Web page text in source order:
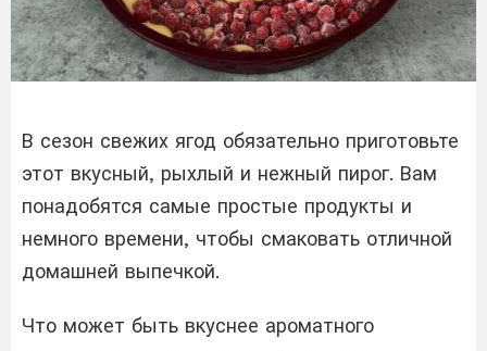
В сезон свежих ягод обязательно приготовьте
этот вкусный, рыхлый и нежный пирог. Вам
понадобятся самые простые продукты и
немного времени, чтобы смаковать отличной
домашней выпечкой.
Что может быть вкуснее ароматного